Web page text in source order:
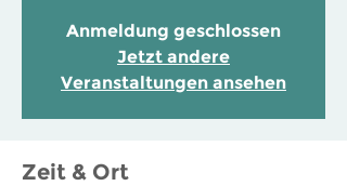
Anmeldung geschlossen
Jetzt andere
Veranstaltungen ansehen
Zeit & Ort